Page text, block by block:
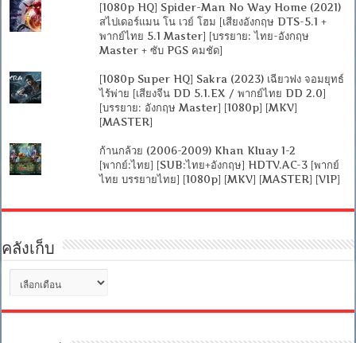
[1080p HQ] Spider-Man No Way Home (2021)
สไปเดอร์แมน โน เวย์ โฮม [เสียงอังกฤษ DTS-5.1 +
พากย์ไทย 5.1 Master] [บรรยาย: ไทย-อังกฤษ
Master + ซับ PGS คมชัด]
[1080p Super HQ] Sakra (2023) เฉียวฟง จอมยุทธ์
ไร้พ่าย [เสียงจีน DD 5.1.EX / พากย์ไทย DD 2.0]
[บรรยาย: อังกฤษ Master] [1080p] [MKV]
[MASTER]
ก้านกล้วย (2006-2009) Khan Kluay 1-2
[พากย์:ไทย] [SUB:ไทย+อังกฤษ] HDTV.AC-3 [พากย์
ไทย บรรยายไทย] [1080p] [MKV] [MASTER] [VIP]
คลังเก็บ
เก็บ